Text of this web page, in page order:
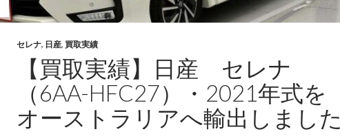
セレナ, 日産, 買取実績
【買取実績】日産 セレナ
（6AA-HFC27）・2021年式を
オーストラリアへ輸出しました